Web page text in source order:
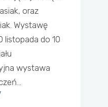
oraz
Wystawę
listopada do 10
wystawa